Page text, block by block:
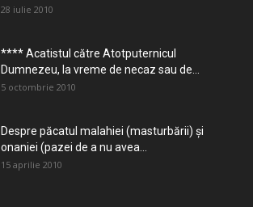
28 iulie 2010
**** Acatistul către Atotputernicul
Dumnezeu, la vreme de necaz sau de...
5 octombrie 2010
Despre păcatul malahiei (masturbării) şi
onaniei (pazei de a nu avea...
15 aprilie 2010